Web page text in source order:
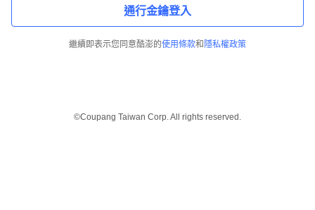
通行金鑰登入
繼續即表示您同意酷澎的使用條款和 隱私權政策
©Coupang Taiwan Corp. All rights reserved.